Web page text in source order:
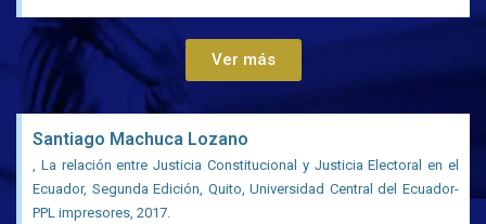
Ver más
Santiago Machuca Lozano
, La relación entre Justicia Constitucional y Justicia Electoral en el
Ecuador, Segunda Edición, Quito, Universidad Central del Ecuador-
PPL impresores, 2017.